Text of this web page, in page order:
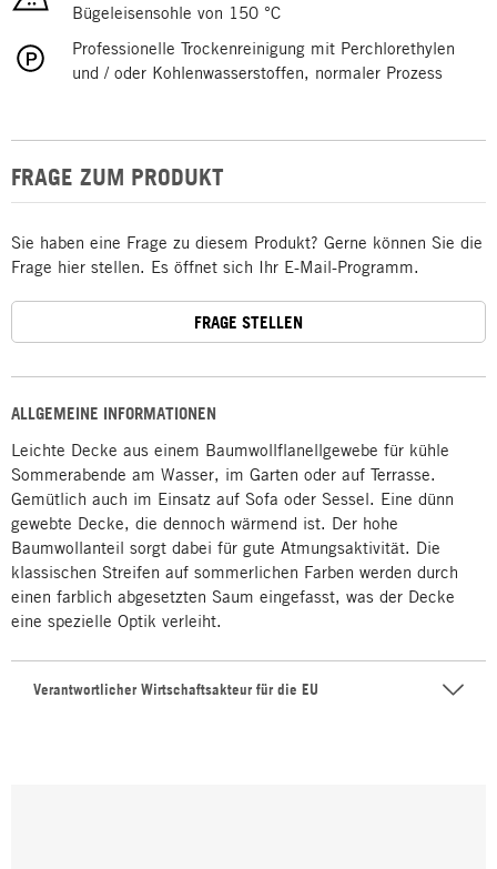
ALLGEMEINE INFORMATIONEN
Leichte Decke aus einem Baumwollflanellgewebe für kühle
Sommerabende am Wasser, im Garten oder auf Terrasse.
Gemütlich auch im Einsatz auf Sofa oder Sessel. Eine dünn
gewebte Decke, die dennoch wärmend ist. Der hohe
Baumwollanteil sorgt dabei für gute Atmungsaktivität. Die
klassischen Streifen auf sommerlichen Farben werden durch
einen farblich abgesetzten Saum eingefasst, was der Decke
eine spezielle Optik verleiht.
Verantwortlicher Wirtschaftsakteur für die EU
Bügeleisensohle von 150 °C
Professionelle Trockenreinigung mit Perchlorethylen
und / oder Kohlenwasserstoffen, normaler Prozess
FRAGE ZUM PRODUKT
Sie haben eine Frage zu diesem Produkt? Gerne können Sie die
Frage hier stellen. Es öffnet sich Ihr E-Mail-Programm.
FRAGE STELLEN